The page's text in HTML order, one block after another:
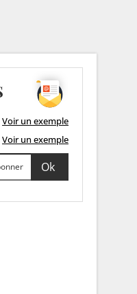
Voir un exemple
Voir un exemple